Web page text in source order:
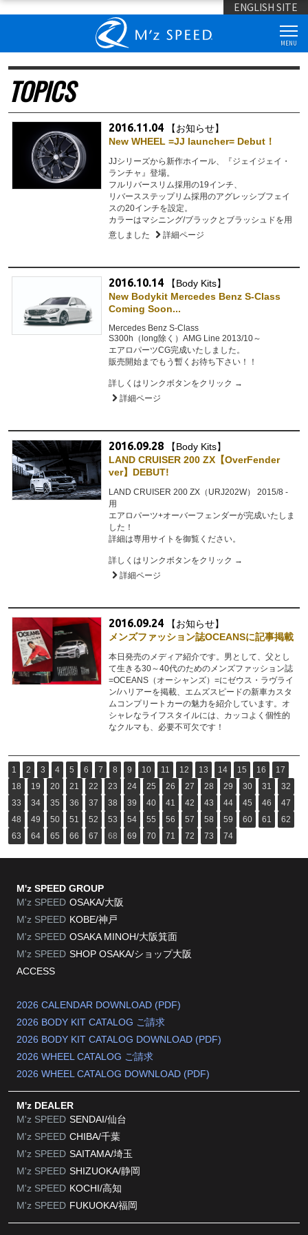
ENGLISH SITE
MENU
TOPICS
2016.11.04
【お知らせ】
New WHEEL =JJ launcher= Debut！
JJシリーズから新作ホイール、『ジェイジェイ・
ランチャ』登場。
フルリバースリム採用の19インチ、
リバースステップリム採用のアグレッシブフェイ
スの20インチを設定。
カラーはマシニング/ブラックとブラッシュドを用
意しました
詳細ページ
2016.10.14
【Body Kits】
New Bodykit Mercedes Benz S-Class
Coming Soon...
Mercedes Benz S-Class
S300h（long除く）AMG Line 2013/10～
エアロパーツCG完成いたしました。
販売開始までもう暫くお待ち下さい！！
詳しくはリンクボタンをクリック →
詳細ページ
2016.09.28
【Body Kits】
LAND CRUISER 200 ZX【OverFender
ver】DEBUT!
LAND CRUISER 200 ZX（URJ202W） 2015/8 -
用
エアロパーツ+オーバーフェンダーが完成いたしま
した！
詳細は専用サイトを御覧ください。
詳しくはリンクボタンをクリック →
詳細ページ
2016.09.24
【お知らせ】
メンズファッション誌OCEANSに記事掲載
本日発売のメディア紹介です。男として、父とし
て生きる30～40代のためのメンズファッション誌
=OCEANS（オーシャンズ）=にゼウス・ラヴライ
ン/ハリアーを掲載、エムズスピードの新車カスタ
ムコンプリートカーの魅力を紹介しています。オ
シャレなライフスタイルには、カッコよく個性的
なクルマも、必要不可欠です！
1 2 3 4 5 6 7 8 9 10 11 12 13 14 15 16
17
18
19 20 21 22 23 24 25 26 27 28 29 30 31
32
33
34 35 36 37 38 39 40 41 42 43 44 45 46
47
48
49 50 51 52 53 54 55 56 57 58 59 60 61
62
63
64 65 66 67 68 69 70 71 72 73 74
M'z SPEED GROUP
M'z SPEED OSAKA/大阪
M'z SPEED KOBE/神戸
M'z SPEED OSAKA MINOH/大阪箕面
M'z SPEED SHOP OSAKA/ショップ大阪
ACCESS
2026 CALENDAR DOWNLOAD (PDF)
2026 BODY KIT CATALOG ご請求
2026 BODY KIT CATALOG DOWNLOAD (PDF)
2026 WHEEL CATALOG ご請求
2026 WHEEL CATALOG DOWNLOAD (PDF)
M'z DEALER
M'z SPEED SENDAI/仙台
M'z SPEED CHIBA/千葉
M'z SPEED SAITAMA/埼玉
M'z SPEED SHIZUOKA/静岡
M'z SPEED KOCHI/高知
M'z SPEED FUKUOKA/福岡